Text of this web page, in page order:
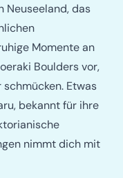
Neuseeland, das
Momente an
Boulders vor,
Etwas
bekannt für ihre
nimmt dich mit